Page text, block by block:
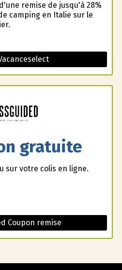
remise de jusqu'à 28%
camping en Italie sur le
gratuite
sur votre colis en ligne.
Coupon remise